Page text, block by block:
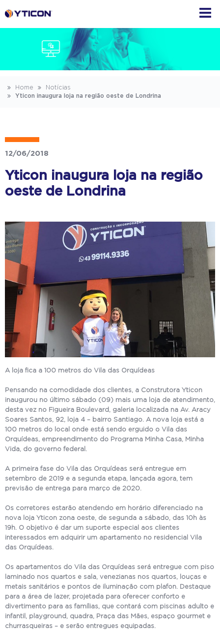
Home
Notícias
Yticon inaugura loja na região oeste de Londrina
12/06/2018
Yticon inaugura loja na região
oeste de Londrina
A loja fica a 100 metros do Vila das Orquídeas
Pensando na comodidade dos clientes, a Construtora Yticon
inaugurou no último sábado (09) mais uma loja de atendimento,
desta vez no Figueira Boulevard, galeria localizada na Av. Aracy
Soares Santos, 92, loja 4 – bairro Santiago. A nova loja está a
100 metros do local onde está sendo erguido o Vila das
Orquídeas, empreendimento do Programa Minha Casa, Minha
Vida, do governo federal.
A primeira fase do Vila das Orquídeas será entregue em
setembro de 2019 e a segunda etapa, lançada agora, tem
previsão de entrega para março de 2020.
Os corretores estarão atendendo em horário diferenciado na
nova loja Yticon zona oeste, de segunda a sábado, das 10h às
19h. O objetivo é dar um suporte especial aos clientes
interessados em adquirir um apartamento no residencial Vila
das Orquídeas.
Os apartamentos do Vila das Orquídeas será entregue com piso
laminado nos quartos e sala, venezianas nos quartos, louças e
metais sanitários e pontos de iluminação com plafon. Destaque
para a área de lazer, projetada para oferecer conforto e
divertimento para as famílias, que contará com piscinas adulto e
infantil, playground, quadra, Praça das Mães, espaço gourmet e
churrasqueiras – e serão entregues equipadas.